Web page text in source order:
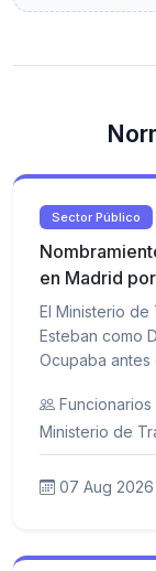
Sector Público
en Madrid
El Ministerio de
Esteban como
Ocupaba antes
Ministerio de
07 Aug 2026